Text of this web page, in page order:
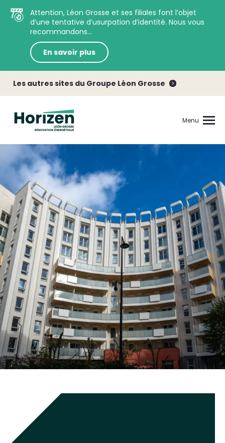
Attention, Léon Grosse et ses filiales font l’objet
d’une tentative d’usurpation d’identité. Nous vous
recommandons...
En savoir plus
Les autres sites du Groupe Léon Grosse
Menu